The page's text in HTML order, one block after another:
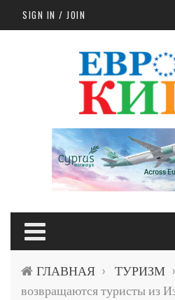
Skip to main content
SIGN IN / JOIN
ГЛАВНАЯ › ТУРИЗМ ›
возвращаются туристы из